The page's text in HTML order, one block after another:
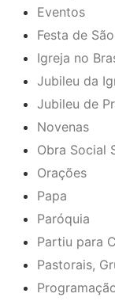
Eventos
Festa de
Igreja no
Jubileu da
Jubileu de
Novenas
Obra Social
Orações
Papa
Paróquia
Partiu para
Pastorais,